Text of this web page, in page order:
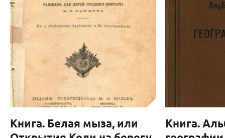
Книга. Белая мыза, или
Книга.